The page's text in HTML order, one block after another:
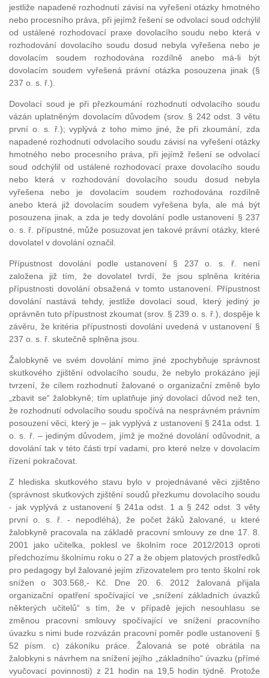
jestliže napadené rozhodnutí závisí na vyřešení otázky hmotného
nebo procesního práva, při jejímž řešení se odvolací soud odchýlil
od ustálené rozhodovací praxe dovolacího soudu nebo která v
rozhodování dovolacího soudu dosud nebyla vyřešena nebo je
dovolacím soudem rozhodována rozdílně anebo má-li být
dovolacím soudem vyřešená právní otázka posouzena jinak (§
237 o. s. ř.).
Dovolací soud je při přezkoumání rozhodnutí odvolacího soudu
vázán uplatněným dovolacím důvodem (srov. § 242 odst. 3 větu
první o. s. ř.); vyplývá z toho mimo jiné, že při zkoumání, zda
napadené rozhodnutí odvolacího soudu závisí na vyřešení otázky
hmotného nebo procesního práva, při jejímž řešení se odvolací
soud odchýlil od ustálené rozhodovací praxe dovolacího soudu
nebo která v rozhodování dovolacího soudu dosud nebyla
vyřešena nebo je dovolacím soudem rozhodována rozdílně
anebo která již dovolacím soudem vyřešena byla, ale má být
posouzena jinak, a zda je tedy dovolání podle ustanovení § 237
o. s. ř. přípustné, může posuzovat jen takové právní otázky, které
dovolatel v dovolání označil.
Přípustnost dovolání podle ustanovení § 237 o. s. ř. není
založena již tím, že dovolatel tvrdí, že jsou splněna kritéria
přípustnosti dovolání obsažená v tomto ustanovení. Přípustnost
dovolání nastává tehdy, jestliže dovolací soud, který jediný je
oprávněn tuto přípustnost zkoumat (srov. § 239 o. s. ř.), dospěje k
závěru, že kritéria přípustnosti dovolání uvedená v ustanovení §
237 o. s. ř. skutečně splněna jsou.
Žalobkyně ve svém dovolání mimo jiné zpochybňuje správnost
skutkového zjištění odvolacího soudu, že nebylo prokázáno její
tvrzení, že cílem rozhodnutí žalované o organizační změně bylo
„zbavit se“ žalobkyně; tím uplatňuje jiný dovolací důvod než ten,
že rozhodnutí odvolacího soudu spočívá na nesprávném právním
posouzení věci, který je – jak vyplývá z ustanovení § 241a odst. 1
o. s. ř. – jediným důvodem, jímž je možné dovolání odůvodnit, a
dovolání tak v této části trpí vadami, pro které nelze v dovolacím
řízení pokračovat.
Z hlediska skutkového stavu bylo v projednávané věci zjištěno
(správnost skutkových zjištění soudů přezkumu dovolacího soudu
- jak vyplývá z ustanovení § 241a odst. 1 a § 242 odst. 3 věty
první o. s. ř. - nepodléhá), že počet žáků žalované, u které
žalobkyně pracovala na základě pracovní smlouvy ze dne 17. 8.
2001 jako učitelka, poklesl ve školním roce 2012/2013 oproti
předchozímu školnímu roku o 27 a že objem platových prostředků
pro pedagogy byl žalované jejím zřizovatelem pro tento školní rok
snížen o 303.568,- Kč. Dne 20. 6. 2012 žalovaná přijala
organizační opatření spočívající ve „snížení základních úvazků
některých učitelů“ s tím, že v případě jejich nesouhlasu se
změnou pracovní smlouvy spočívající ve snížení pracovního
úvazku s nimi bude rozvázán pracovní poměr podle ustanovení §
52 písm. c) zákoníku práce. Žalovaná se poté obrátila na
žalobkyni s návrhem na snížení jejího „základního“ úvazku (přímé
vyučovací povinnosti) z 21 hodin na 19,5 hodin týdně. Protože